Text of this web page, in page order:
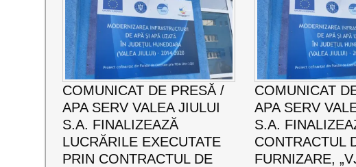
COMUNICAT DE PRESĂ /
APA SERV VALEA JIULUI
S.A. FINALIZEAZĂ
LUCRĂRILE EXECUTATE
PRIN CONTRACTUL DE
COMUNICAT
APA SERV
S.A.
CONTRACTUL
FURNIZARE,